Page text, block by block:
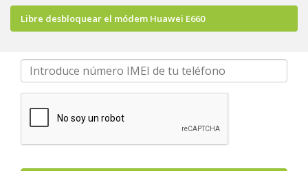
Libre desbloquear el módem Huawei E660